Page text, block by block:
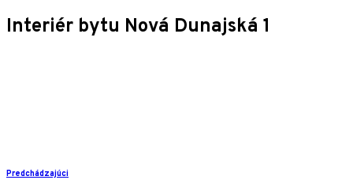
Interiér bytu Nová Dunajská 1
Predchádzajúci